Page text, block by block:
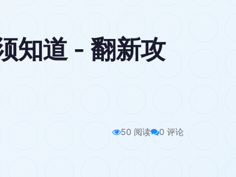
知道 - 翻新攻
50 阅读 0 评论